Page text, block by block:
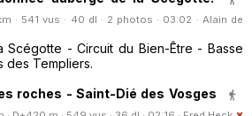
· 541 vus · 40 dl · 2 photos · 03:02 · Alain de
Scégotte - Circuit du Bien-Être - Basse
des Templiers.
roches - Saint-Dié des Vosges